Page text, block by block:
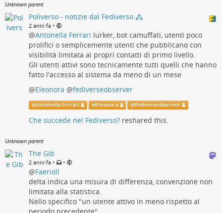
Unknown parent
Poliverso - notizie dal Fediverso ⁂
2 anni fa •
@Antonella Ferrari lurker, bot camuffati, utenti poco
prolifici o semplicemente utenti che pubblicano con
visibilità limitata ai propri contatti di primo livello.
Gli utenti attivi sono tecnicamente tutti quelli che hanno
fatto l'accesso al sistema da meno di un mese
@Eleonora @fediverseobserver
@Antonella Ferrari @Eleonora @fediverseobserver
Che succede nel Fediverso? reshared this.
Unknown parent
The Gib
2 anni fa • •
@Faerioll
delta indica una misura di differenza, convenzione non
limitata alla statistica.
Nello specifico "un utente attivo in meno rispetto al